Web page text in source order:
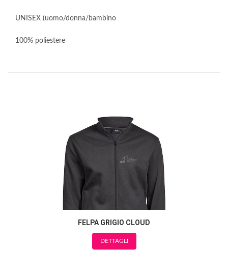
UNISEX (uomo/donna/bambino
100% poliestere
FELPA GRIGIO CLOUD
DETTAGLI